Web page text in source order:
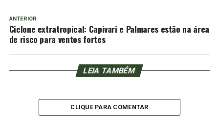
ANTERIOR
Ciclone extratropical: Capivari e Palmares estão na área
de risco para ventos fortes
LEIA TAMBÉM
CLIQUE PARA COMENTAR